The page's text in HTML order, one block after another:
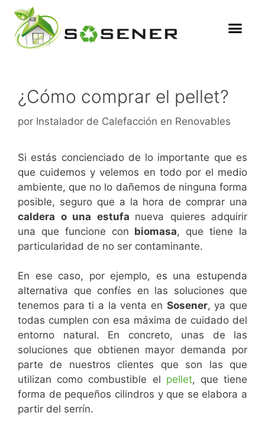
¿Cómo comprar el pellet?
por Instalador de Calefacción en Renovables
Si estás concienciado de lo importante que es
que cuidemos y velemos en todo por el medio
ambiente, que no lo dañemos de ninguna forma
posible, seguro que a la hora de comprar una
caldera o una estufa nueva quieres adquirir
una que funcione con biomasa, que tiene la
particularidad de no ser contaminante.
En ese caso, por ejemplo, es una estupenda
alternativa que confíes en las soluciones que
tenemos para ti a la venta en Sosener, ya que
todas cumplen con esa máxima de cuidado del
entorno natural. En concreto, unas de las
soluciones que obtienen mayor demanda por
parte de nuestros clientes que son las que
utilizan como combustible el pellet, que tiene
forma de pequeños cilindros y que se elabora a
partir del serrín.